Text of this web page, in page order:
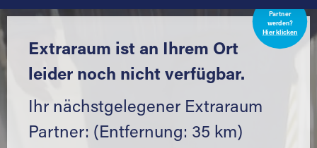
Partner
werden?
Hier klicken
Extraraum ist an Ihrem Ort
leider noch nicht verfügbar.
Ihr nächstgelegener Extraraum
Partner: (Entfernung: 35 km)